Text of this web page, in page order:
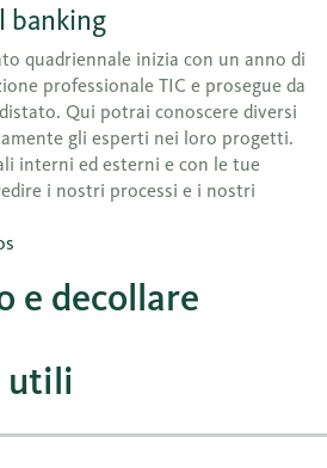
banking
quadriennale inizia con un anno di
professionale TIC e prosegue da
Qui potrai conoscere diversi
gli esperti nei loro progetti.
interni ed esterni e con le tue
i nostri processi e i nostri
e decollare
utili